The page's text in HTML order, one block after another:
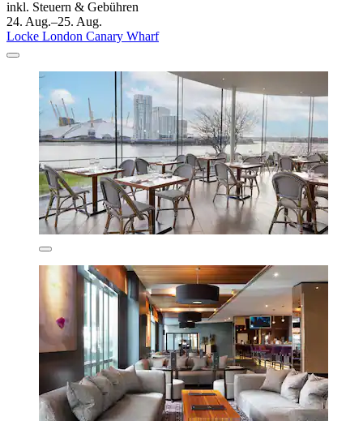
inkl. Steuern & Gebühren
24. Aug.–25. Aug.
Locke London Canary Wharf